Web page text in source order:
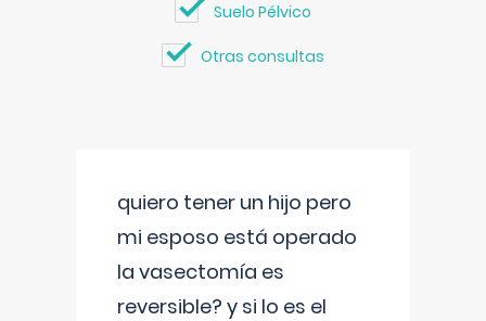
Suelo Pélvico
Otras consultas
quiero tener un hijo pero
mi esposo está operado
la vasectomía es
reversible? y si lo es el